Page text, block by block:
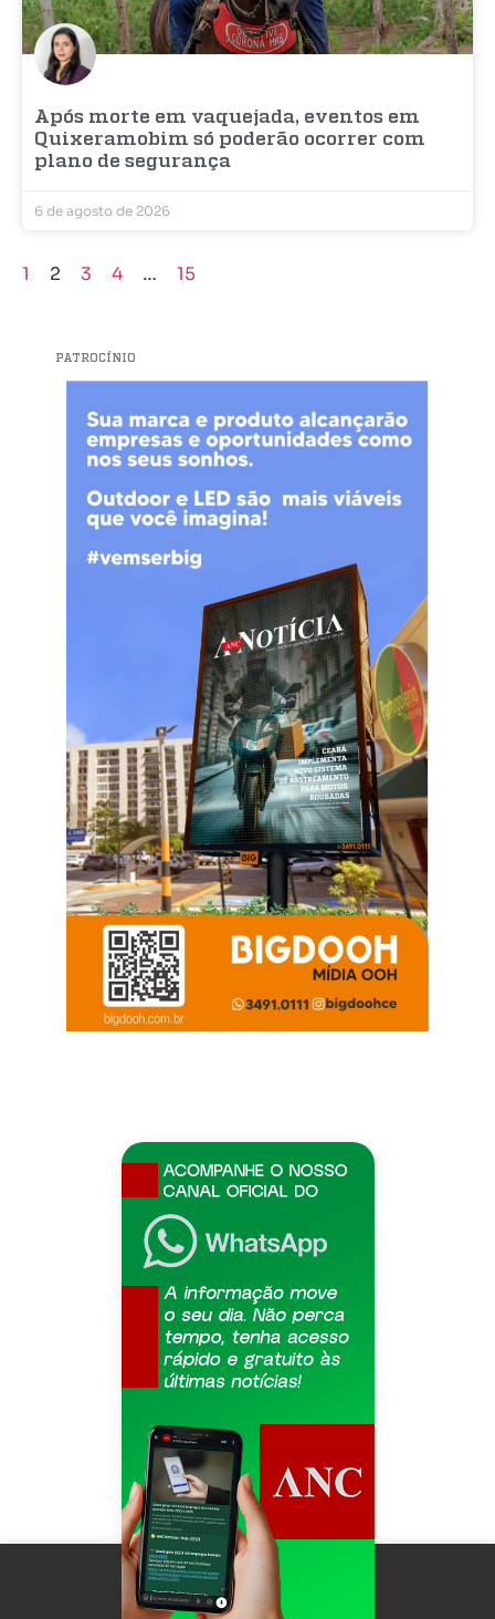
Após morte em vaquejada, eventos em
Quixeramobim só poderão ocorrer com
plano de segurança
6 de agosto de 2026
1 2 3 4 … 15
PATROCÍNIO